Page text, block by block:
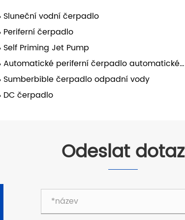
Sluneční vodní čerpadlo
Periferní čerpadlo
Self Priming Jet Pump
Automatické periferní čerpadlo automatické
samoobsluhy
Sumberbible čerpadlo odpadní vody
DC čerpadlo
Odeslat dotaz